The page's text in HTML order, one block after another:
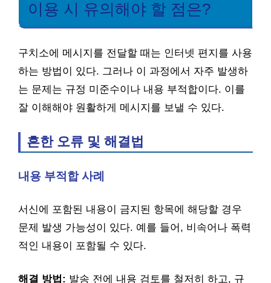
이용 시 유의해야 할 점은?
구치소에 메시지를 전달할 때는 인터넷 편지를 사용
하는 방법이 있다. 그러나 이 과정에서 자주 발생하
는 문제는 규정 미준수이나 내용 부적합이다. 이를
잘 이해해야 원활하게 메시지를 보낼 수 있다.
흔한 오류 및 해결법
내용 부적합 사례
서신에 포함된 내용이 금지된 항목에 해당할 경우
문제 발생 가능성이 있다. 예를 들어, 비속어나 폭력
적인 내용이 포함될 수 있다.
해결 방법: 발송 전에 내용 검토를 철저히 하고, 규